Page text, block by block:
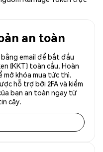
an toàn
email để bắt đầu
(KKT) toàn cầu. Hoàn
mở khóa mua tức thì.
hỗ trợ bởi 2FA và kiểm
bạn an toàn ngay từ
cậy.